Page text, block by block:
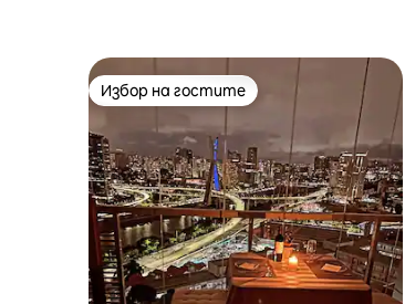
Избор на гостите
Избор на гостите